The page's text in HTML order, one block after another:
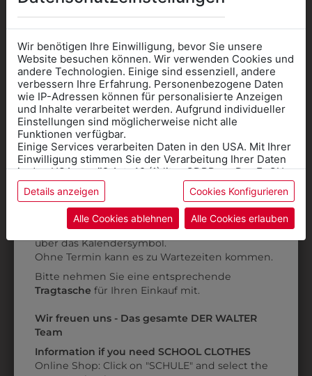
0ISK02102001
KINDERSWEATER
GRAU MIT
SCHULLOGO
€ 29,90
0ISK02102101
KINDER
KAPUZENSWEATER
GRAU MIT
SCHULLOGO
ZULETZT ANGESEHEN
KINDERSWEATJACKE
GRAU
MIT
SCHULLOGO
Wir benötigen Ihre Einwilligung, bevor Sie unsere
Website besuchen können. Wir verwenden Cookies und
andere Technologien. Einige sind essenziell, andere
verbessern Ihre Erfahrung. Personenbezogene Daten
wie IP-Adressen können für personalisierte Anzeigen
und Inhalte verarbeitet werden. Aufgrund individueller
Einstellungen sind möglicherweise nicht alle
Funktionen verfügbar.
Einige Services verarbeiten Daten in den USA. Mit Ihrer
Einwilligung stimmen Sie der Verarbeitung Ihrer Daten
in den USA gemäß Art. 49 (1) lit. a GDPR zu. Der EuGH
stuft die USA als Land mit unzureichendem Datenschutz
ein, und es besteht das Risiko, dass US-Behörden
Daten ohne Klagemöglichkeit für Europäer überwachen.
Datenschutzerklärungbzw. im
Details anzeigen Cookies Konfigurieren
Alle Cookies ablehnen Alle Cookies erlauben
Informationen wenn Sie
Kleidung
für die SCHULE
benötigen
Online Shop: Klick auf SCHULE in der
Kategorie und die richtige Schule auswählen.
AnprobeVorort im Geschäft: Termin buchen
über das Kalendersymbol.
Ohne Termin kann es zu Wartezeiten kommen.
Bitte nehmen Sie eine entsprechende
Tragtasche für Ihren Einkauf mit.
Wir freuen uns - Das gesamte DER WALTER
Team
Information if you need SCHOOL CLOTHES
Online Shop: Click on "SCHULE" and select the